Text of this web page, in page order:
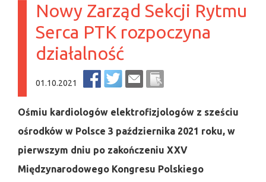
Nowy Zarząd Sekcji Rytmu
Serca PTK rozpoczyna
działalność
01.10.2021
Ośmiu kardiologów elektrofizjologów z sześciu
ośrodków w Polsce 3 października 2021 roku, w
pierwszym dniu po zakończeniu XXV
Międzynarodowego Kongresu Polskiego